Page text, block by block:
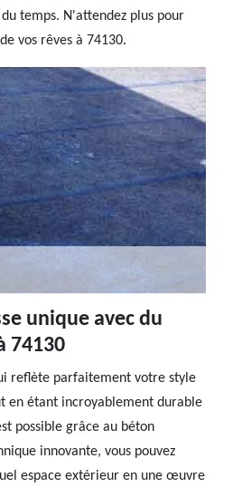
temps. N'attendez plus pour
vos rêves à 74130.
unique avec du
74130
reflète parfaitement votre style
en étant incroyablement durable
possible grâce au béton
innovante, vous pouvez
espace extérieur en une œuvre